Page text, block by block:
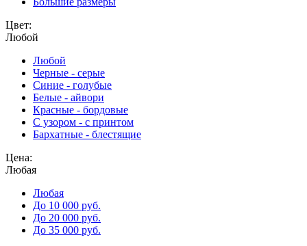
Цвет:
Любой
Любой
Черные - серые
Синие - голубые
Белые - айвори
Красные - бордовые
С узором - с принтом
Бархатные - блестящие
Цена:
Любая
Любая
До 10 000 руб.
До 20 000 руб.
До 35 000 руб.